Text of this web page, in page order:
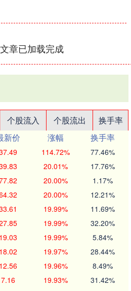
章已加载完成
个股流入 个股流出
换手率
新价 涨幅
换手率
114.72% 77.46%
20.01% 17.76%
20.00% 1.17%
20.00% 12.21%
19.99% 11.69%
19.99% 32.20%
19.03 19.99% 5.84%
18.02 19.97% 28.44%
12.56 19.96% 8.49%
7.16 19.93% 31.42%